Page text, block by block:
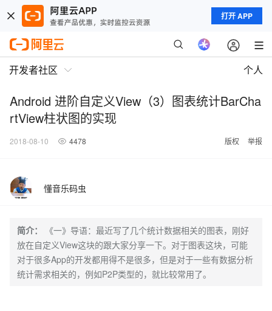
打开 APP
开发者社区 个人
Android 进阶自定义View（3）图表统计BarCha
rtView柱状图的实现
2018-08-10 4478 版权 举报
懂音乐码虫
简介：
《一》导语：最近写了几个统计数据相关的图表，刚好
放在自定义View这块的跟大家分享一下。对于图表这块，可能
对于很多App的开发都用得不是很多，但是对于一些有数据分析
统计需求相关的，例如P2P类型的，就比较常用了。